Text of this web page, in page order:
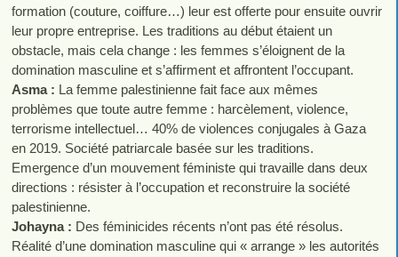
formation (couture, coiffure…) leur est offerte pour ensuite ouvrir
leur propre entreprise. Les traditions au début étaient un
obstacle, mais cela change : les femmes s’éloignent de la
domination masculine et s’affirment et affrontent l’occupant.
Asma : La femme palestinienne fait face aux mêmes
problèmes que toute autre femme : harcèlement, violence,
terrorisme intellectuel… 40% de violences conjugales à Gaza
en 2019. Société patriarcale basée sur les traditions.
Emergence d’un mouvement féministe qui travaille dans deux
directions : résister à l’occupation et reconstruire la société
palestinienne.
Johayna : Des féminicides récents n’ont pas été résolus.
Réalité d’une domination masculine qui « arrange » les autorités